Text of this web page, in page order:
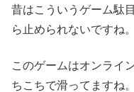
昔はこういうゲーム駄
ら止められないですね。
このゲームはオンライ
ちこちで滑ってますね。